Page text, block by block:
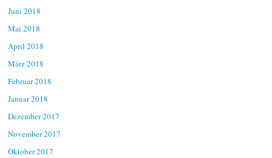
Juni 2018
Mai 2018
April 2018
März 2018
Februar 2018
Januar 2018
Dezember 2017
November 2017
Oktober 2017